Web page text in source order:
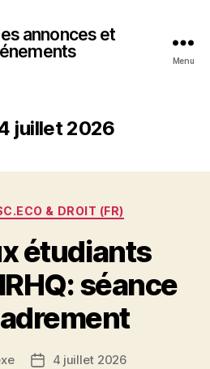
annonces et
Menu
juillet 2026
Catégories
& DROIT (FR)
étudiants
séance
Date4 juillet 2026